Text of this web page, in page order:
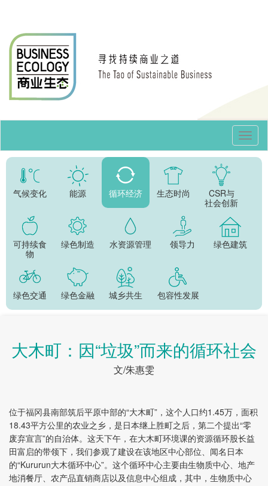
气候变化 能源 循环经济 生态时尚
CSR与
社会创新
可持续食
物
绿色制造 水资源管理 领导力 绿色建筑
绿色交通 绿色金融 城乡共生 包容性发展
大木町：因“垃圾”而来的循环社会
文/朱惠雯
位于福冈县南部筑后平原中部的“大木町”，这个人口约1.45万，面积
18.43平方公里的农业之乡，是日本继上胜町之后，第二个提出“零
废弃宣言”的自治体。这天下午，在大木町环境课的资源循环股长益
田富启的带领下，我们参观了建设在该地区中心部位、闻名日本
的“Kururun大木循环中心”。这个循环中心主要由生物质中心、地产
地消餐厅、农产品直销商店以及信息中心组成，其中，生物质中心